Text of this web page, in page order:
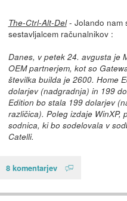
The-Ctrl-Alt-Del- Jolando nam
sestavljalcem računalnikov :
Danes, v petek 24. avgusta je
OEM partnerjem, kot so
številka builda je 2600. Home
dolarjev (nadgradnja) in 199
Edition bo stala 199 dolarjev
različica). Poleg izdaje WinXP,
sodnica, ki bo sodelovala v
Catelli.
8 komentarjev